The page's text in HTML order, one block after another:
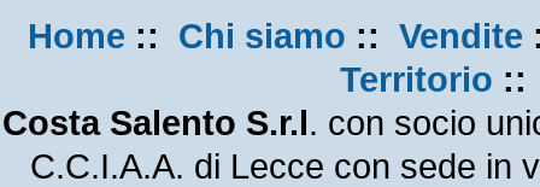
Home :: Chi siamo :: Vendite
Territorio
Costa Salento S.r.l. con socio
C.C.I.A.A. di Lecce con sede in